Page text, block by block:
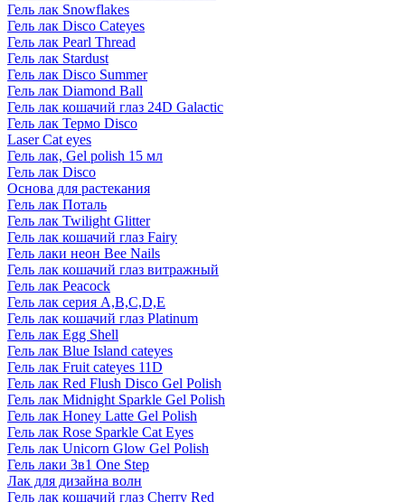
Гель лак Snowflakes
Гель лак Disco Cateyes
Гель лак Pearl Thread
Гель лак Stardust
Гель лак Disco Summer
Гель лак Diamond Ball
Гель лак кошачий глаз 24D Galactic
Гель лак Термо Disco
Laser Cat eyes
Гель лак, Gel polish 15 мл
Гель лак Disco
Основа для растекания
Гель лак Поталь
Гель лак Twilight Glitter
Гель лак кошачий глаз Fairy
Гель лаки неон Bee Nails
Гель лак кошачий глаз витражный
Гель лак Peacock
Гель лак серия A,B,C,D,E
Гель лак кошачий глаз Platinum
Гель лак Egg Shell
Гель лак Blue Island cateyes
Гель лак Fruit cateyes 11D
Гель лак Red Flush Disco Gel Polish
Гель лак Midnight Sparkle Gel Polish
Гель лак Honey Latte Gel Polish
Гель лак Rose Sparkle Cat Eyes
Гель лак Unicorn Glow Gel Polish
Гель лаки 3в1 One Step
Лак для дизайна волн
Гель лак кошачий глаз Cherry Red